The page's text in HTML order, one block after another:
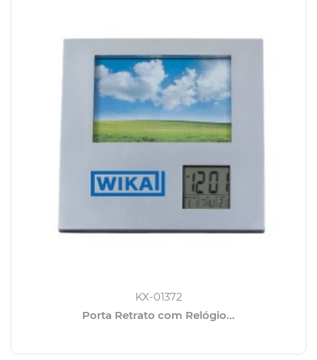
KX-01372
Porta Retrato com Relógio...